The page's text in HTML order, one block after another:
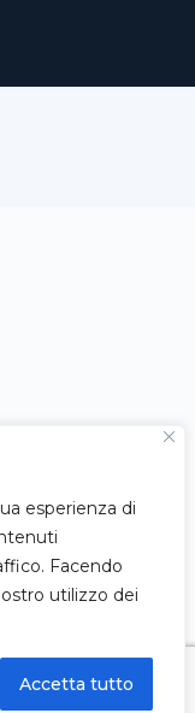
esperienza di
Facendo
utilizzo dei
Accetta tutto